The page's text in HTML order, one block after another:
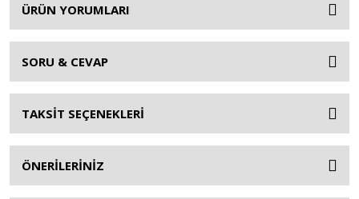
ÜRÜN YORUMLARI
SORU & CEVAP
TAKSİT SEÇENEKLERİ
ÖNERİLERİNİZ